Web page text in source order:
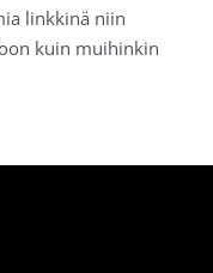
linkkinä niin
kuin muihinkin